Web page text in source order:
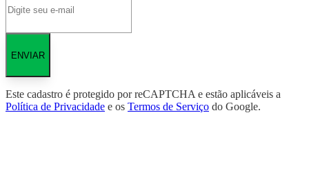
ENVIAR
Este cadastro é protegido por reCAPTCHA e estão aplicáveis a
Política de Privacidade e os Termos de Serviço do Google.